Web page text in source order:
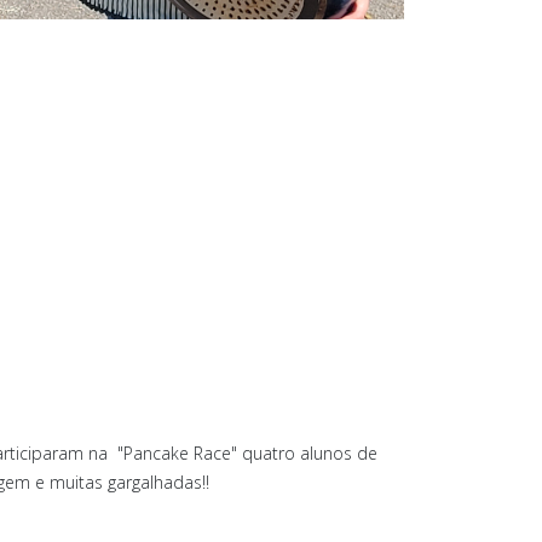
na "Pancake Race" quatro alunos de
e muitas gargalhadas!!